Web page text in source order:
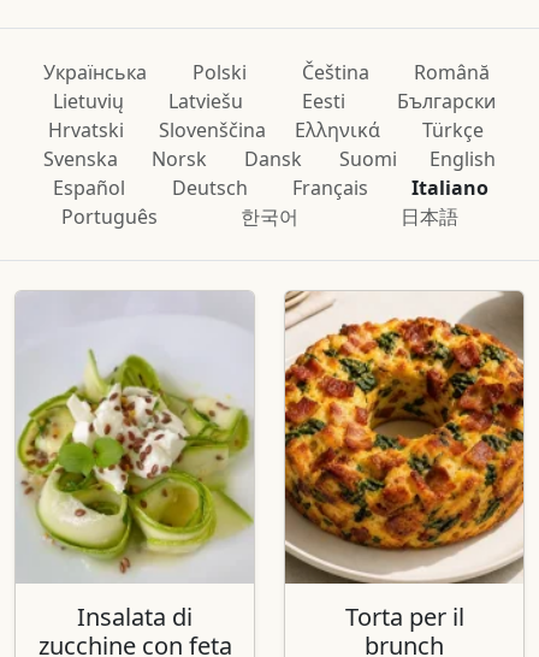
Українська Polski Čeština
Română
Lietuvių
Latviešu Eesti
Български
Hrvatski
Slovenščina Ελληνικά
Türkçe
Svenska
Norsk Dansk Suomi
English
Español
Deutsch Français
Italiano
Português
한국어 日本語
Insalata di
zucchine con feta
Torta per il
brunch